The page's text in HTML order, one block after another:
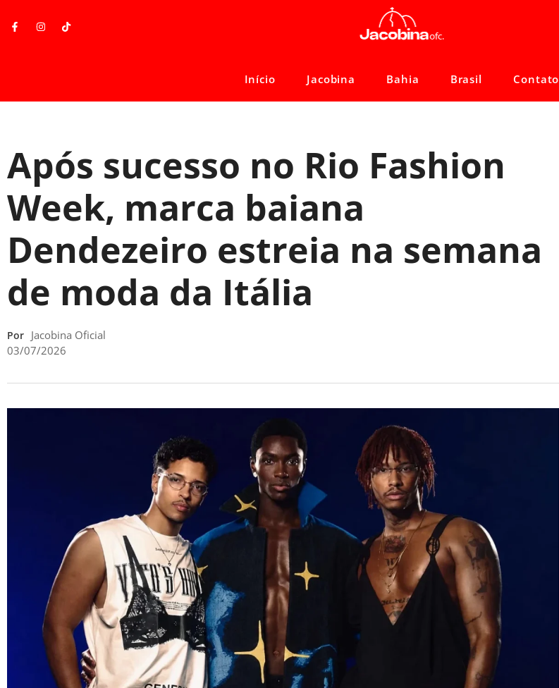
Início Jacobina Bahia Brasil Contato
Após sucesso no Rio Fashion
Week, marca baiana
Dendezeiro estreia na semana
de moda da Itália
Por Jacobina Oficial
03/07/2026